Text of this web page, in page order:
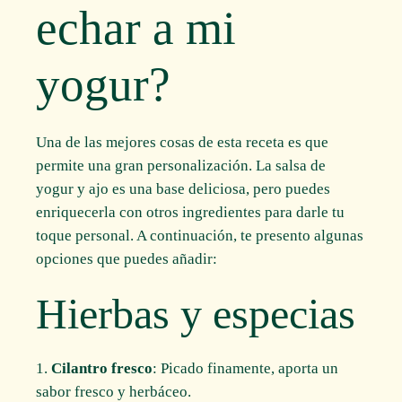
echar a mi
yogur?
Una de las mejores cosas de esta receta es que
permite una gran personalización. La salsa de
yogur y ajo es una base deliciosa, pero puedes
enriquecerla con otros ingredientes para darle tu
toque personal. A continuación, te presento algunas
opciones que puedes añadir:
Hierbas y especias
Cilantro fresco: Picado finamente, aporta un
sabor fresco y herbáceo.